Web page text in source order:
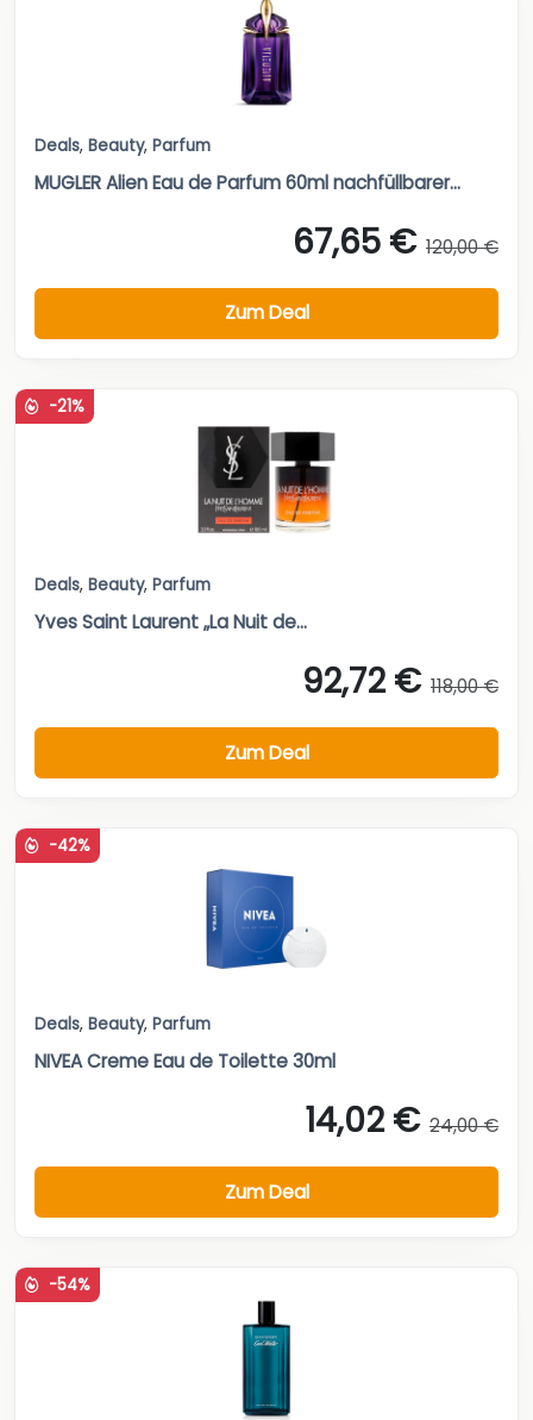
Deals, Beauty, Parfum
MUGLER Alien Eau de Parfum 60ml nachfüllbarer...
67,65 € 120,00 €
Zum Deal
-21%
Deals, Beauty, Parfum
Yves Saint Laurent „La Nuit de...
92,72 € 118,00 €
Zum Deal
-42%
Deals, Beauty, Parfum
NIVEA Creme Eau de Toilette 30ml
14,02 € 24,00 €
Zum Deal
-54%